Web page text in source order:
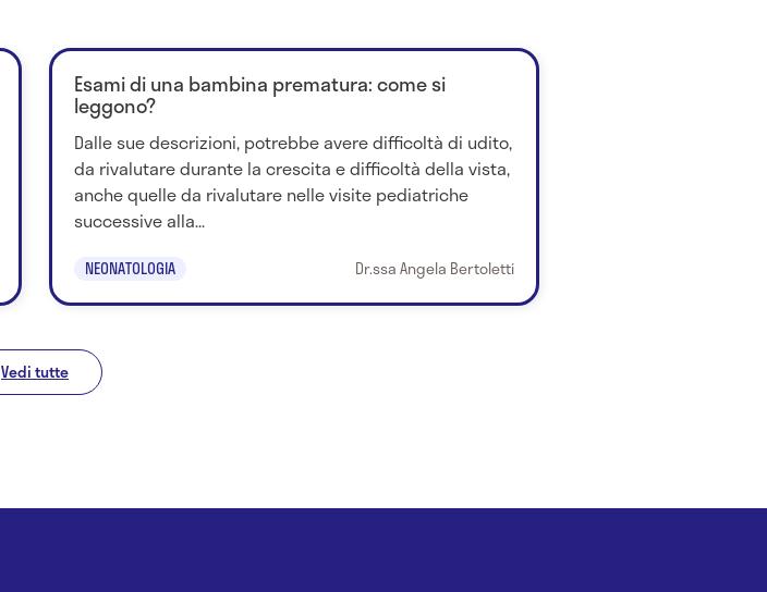
Esami di una bambina prematura: come si
leggono?
Dalle sue descrizioni, potrebbe avere difficoltà di udito,
da rivalutare durante la crescita e difficoltà della vista,
anche quelle da rivalutare nelle visite pediatriche
successive alla...
NEONATOLOGIA Dr.ssa Angela Bertoletti
Vedi tutte